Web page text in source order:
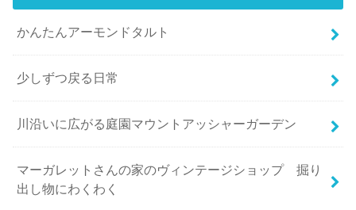
かんたんアーモンドタルト
少しずつ戻る日常
川沿いに広がる庭園マウントアッシャーガーデン
マーガレットさんの家のヴィンテージショップ 掘り
出し物にわくわく